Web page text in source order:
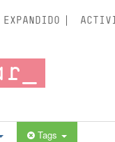
EXPANDIDO
Tags